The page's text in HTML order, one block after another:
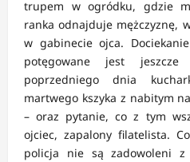
trupem w ogródku, gdzie
ranka odnajduje mężczyznę,
w gabinecie ojca.
potęgowane jest
poprzedniego dnia
martwego kszyka z nabitym
– oraz pytanie, co z tym
ojciec, zapalony filatelista.
policja nie są zadowoleni